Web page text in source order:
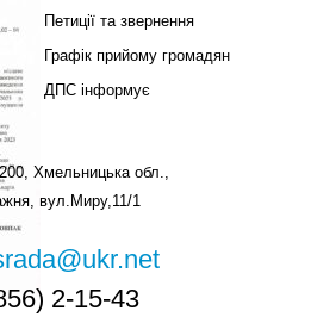
Петиції та звернення
Графік прийому громадян
ДПС інформує
Хмельницька обл.,
вул.Миру,11/1
2-15-43